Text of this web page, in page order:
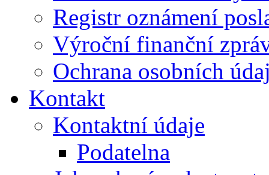
Registr oznámení
Výroční finanční
Ochrana osobních
Kontakt
Kontaktní údaje
Podatelna